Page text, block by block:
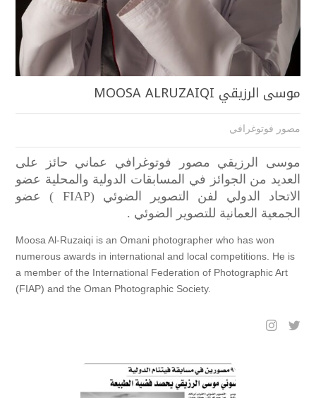
موسى الرزيقي MOOSA ALRUZAIQI
مصور فوتوغرافي
موسى الرزيقي مصور فوتوغرافي عماني حائز على
العديد من الجوائز في المسابقات الدولية والمحلية عضو
الاتحاد الدولي لفن التصوير الضوئي (FIAP ) عضو
الجمعية العمانية للتصوير الضوئي .
Moosa Al-Ruzaiqi is an Omani photographer who has won
numerous awards in international and local competitions. He is
a member of the International Federation of Photographic Art
(FIAP) and the Oman Photographic Society.